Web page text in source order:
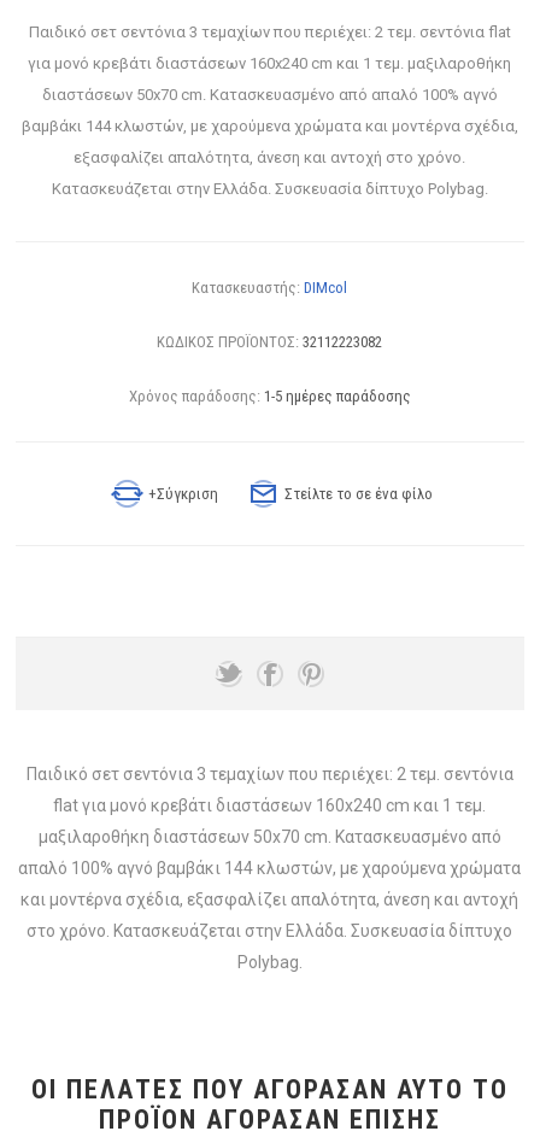
Παιδικό σετ σεντόνια 3 τεμαχίων που περιέχει: 2 τεμ. σεντόνια flat
για μονό κρεβάτι διαστάσεων 160x240 cm και 1 τεμ. μαξιλαροθήκη
διαστάσεων 50x70 cm. Κατασκευασμένο από απαλό 100% αγνό
βαμβάκι 144 κλωστών, με χαρούμενα χρώματα και μοντέρνα σχέδια,
εξασφαλίζει απαλότητα, άνεση και αντοχή στο χρόνο.
Κατασκευάζεται στην Ελλάδα. Συσκευασία δίπτυχο Polybag.
Κατασκευαστής: DIMcol
ΚΩΔΙΚΟΣ ΠΡΟΪΟΝΤΟΣ: 32112223082
Χρόνος παράδοσης: 1-5 ημέρες παράδοσης
+Σύγκριση Στείλτε το σε ένα φίλο
Παιδικό σετ σεντόνια 3 τεμαχίων που περιέχει: 2 τεμ. σεντόνια
flat για μονό κρεβάτι διαστάσεων 160x240 cm και 1 τεμ.
μαξιλαροθήκη διαστάσεων 50x70 cm. Κατασκευασμένο από
απαλό 100% αγνό βαμβάκι 144 κλωστών, με χαρούμενα χρώματα
και μοντέρνα σχέδια, εξασφαλίζει απαλότητα, άνεση και αντοχή
στο χρόνο. Κατασκευάζεται στην Ελλάδα. Συσκευασία δίπτυχο
Polybag.
ΟΙ ΠΕΛΆΤΕΣ ΠΟΥ ΑΓΌΡΑΣΑΝ ΑΥΤΌ ΤΟ
ΠΡΟΪΌΝ ΑΓΌΡΑΣΑΝ ΕΠΊΣΗΣ